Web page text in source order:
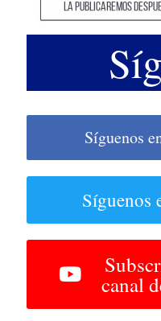
Síguenos
Síguenos
canal